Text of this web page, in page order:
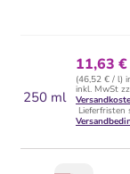
250 ml
11,63 €
(46,52 € / l)
inkl. MwSt
Lieferfristen